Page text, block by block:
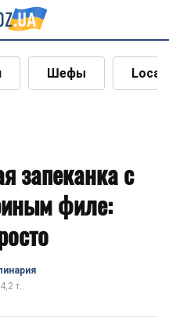
Шефы Local
запеканка с
филе:
4,2 т.